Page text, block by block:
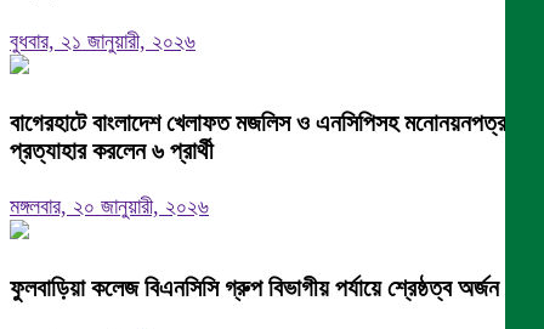
বুধবার, ২১ জানুয়ারী, ২০২৬
বাগেরহাটে বাংলাদেশ খেলাফত মজলিস ও এনসিপিসহ মনোনয়নপত্র
প্রত্যাহার করলেন ৬ প্রার্থী
মঙ্গলবার, ২০ জানুয়ারী, ২০২৬
ফুলবাড়িয়া কলেজ বিএনসিসি গ্রুপ বিভাগীয় পর্যায়ে শ্রেষ্ঠত্ব অর্জন।